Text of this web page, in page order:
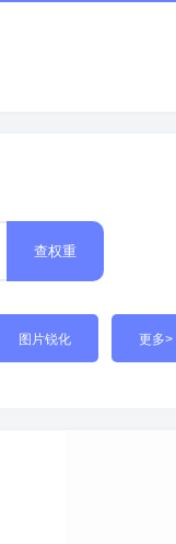
查权重
图片锐化 更多>